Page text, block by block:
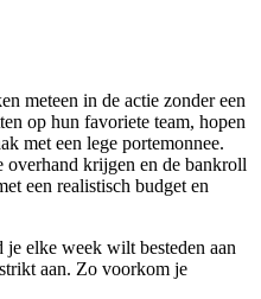
meteen in de actie zonder een
op hun favoriete team, hopen
met een lege portemonnee.
overhand krijgen en de bankroll
een realistisch budget en
je elke week wilt besteden aan
aan. Zo voorkom je